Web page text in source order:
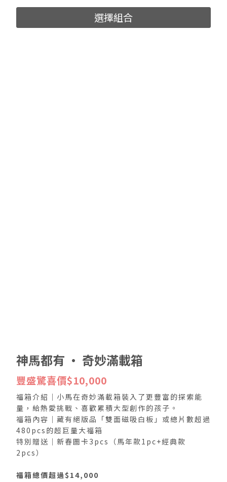
選擇組合
神馬都有 · 奇妙滿載箱
豐盛驚喜價$10,000
福箱介紹｜小馬在奇妙滿載箱裝入了更豐富的探索能
量，給熱愛挑戰、喜歡累積大型創作的孩子。
福箱內容｜藏有絕版品「雙面磁吸白板」或總片數超過
480pcs的超巨量大福箱
特別贈送｜新春圖卡3pcs（馬年款1pc+經典款
2pcs）
福箱總價超過$14,000